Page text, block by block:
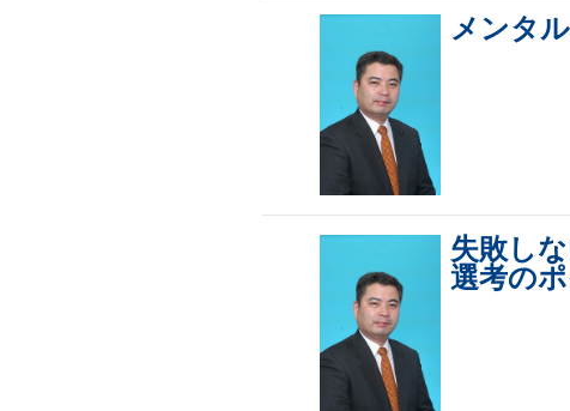
メンタ
失敗し
選考のポ